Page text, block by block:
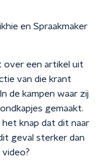
en Spraakmaker
over een artikel uit
van die krant
de kampen waar zij
gemaakt.
het knap dat dit naar
geval sterker dan